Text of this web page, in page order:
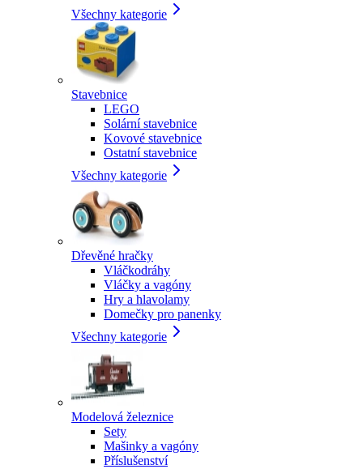
Všechny kategorie
Stavebnice
LEGO
Solární stavebnice
Kovové stavebnice
Ostatní stavebnice
Všechny kategorie
Dřevěné hračky
Vláčkodráhy
Vláčky a vagóny
Hry a hlavolamy
Domečky pro panenky
Všechny kategorie
Modelová železnice
Sety
Mašinky a vagóny
Příslušenství